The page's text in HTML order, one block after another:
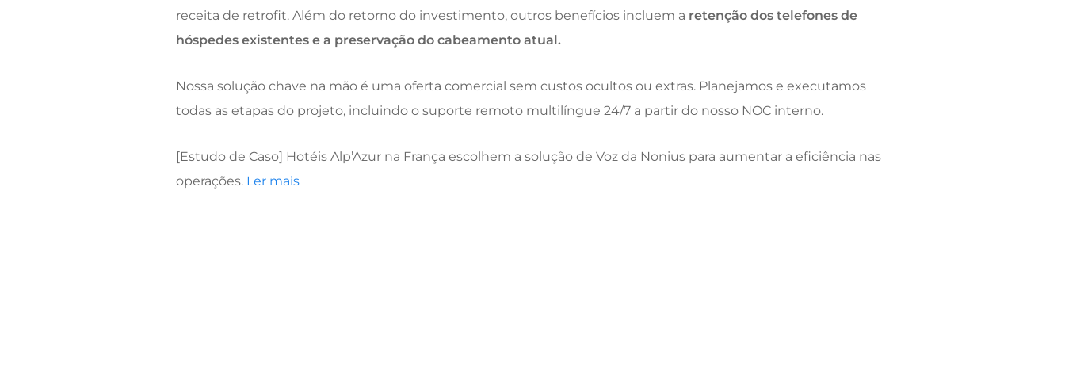
receita de retrofit. Além do retorno do investimento, outros benefícios incluem a retenção dos telefones de
hóspedes existentes e a preservação do cabeamento atual.
Nossa solução chave na mão é uma oferta comercial sem custos ocultos ou extras. Planejamos e executamos
todas as etapas do projeto, incluindoo suporte remoto multilíngue 24/7 a partir do nosso NOC interno.
[Estudo de Caso] Hotéis Alp’Azur na França escolhem a solução de Voz da Nonius para aumentar a eficiência nas
operações. Ler mais